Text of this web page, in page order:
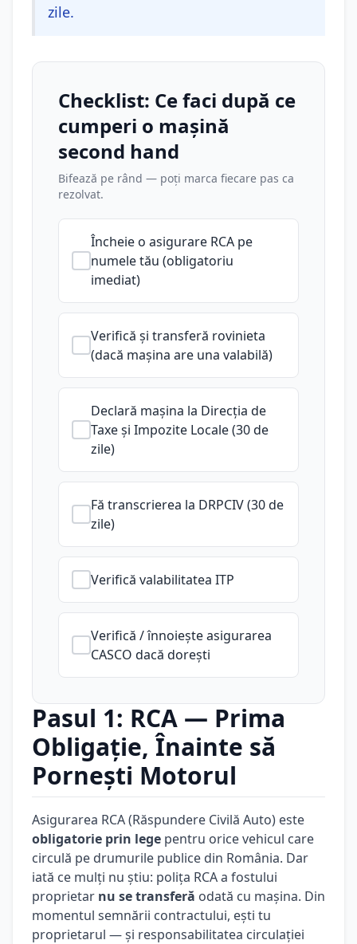
zile.
Checklist: Ce faci după ce
cumperi o mașină
second hand
Bifează pe rând — poți marca fiecare pas ca
rezolvat.
Încheie o asigurare RCA pe
numele tău (obligatoriu
imediat)
Verifică și transferă rovinieta
(dacă mașina are una valabilă)
Declară mașina la Direcția de
Taxe și Impozite Locale (30 de
zile)
Fă transcrierea la DRPCIV (30 de
zile)
Verifică valabilitatea ITP
Verifică / înnoiește asigurarea
CASCO dacă dorești
Pasul 1: RCA — Prima
Obligație, Înainte să
Pornești Motorul
Asigurarea RCA (Răspundere Civilă Auto) este
obligatorie prin lege pentru orice vehicul care
circulă pe drumurile publice din România. Dar
iată ce mulți nu știu: polița RCA a fostului
proprietar nu se transferă odată cu mașina. Din
momentul semnării contractului, ești tu
proprietarul — și responsabilitatea circulației